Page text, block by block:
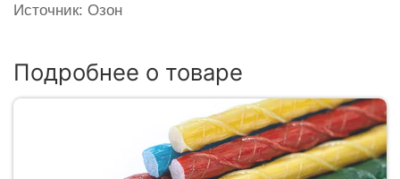
Источник: Озон
Подробнее о товаре